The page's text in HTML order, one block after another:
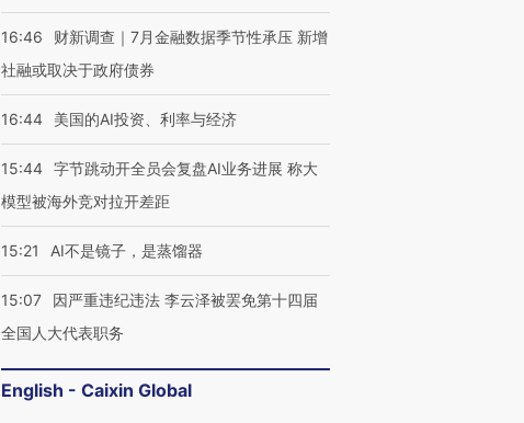
16:46
财新调查｜7月金融数据季节性承压 新增
社融或取决于政府债券
16:44 美国的AI投资、利率与经济
15:44 字节跳动开全员会复盘AI业务进展 称大
模型被海外竞对拉开差距
15:21 AI不是镜子，是蒸馏器
15:07
因严重违纪违法 李云泽被罢免第十四届
全国人大代表职务
English - Caixin Global